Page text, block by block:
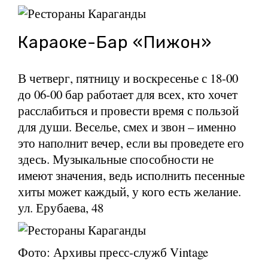
Караоке-Бар «Пижон»
В четверг, пятницу и воскресенье с 18-00
до 06-00 бар работает для всех, кто хочет
расслабиться и провести время с пользой
для души. Веселье, смех и звон – именно
это наполнит вечер, если вы проведете его
здесь. Музыкальные способности не
имеют значения, ведь исполнить песенные
хиты может каждый, у кого есть желание.
ул. Ерубаева, 48
Фото: Архивы пресс-служб Vintage